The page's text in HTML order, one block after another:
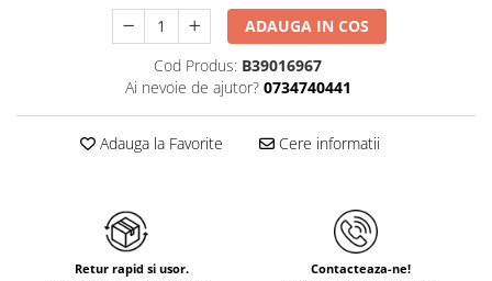
ADAUGA IN COS
Cod Produs: B39016967
Ai nevoie de ajutor? 0734740441
Adauga la Favorite Cere informatii
Retur rapid si usor. Contacteaza-ne!